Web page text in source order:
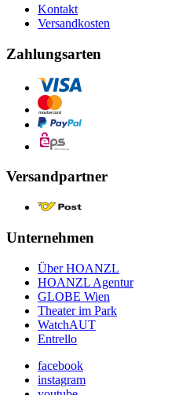
Kontakt
Versandkosten
Zahlungsarten
Versandpartner
Unternehmen
Über HOANZL
HOANZL Agentur
GLOBE Wien
Theater im Park
WatchAUT
Entrello
facebook
instagram